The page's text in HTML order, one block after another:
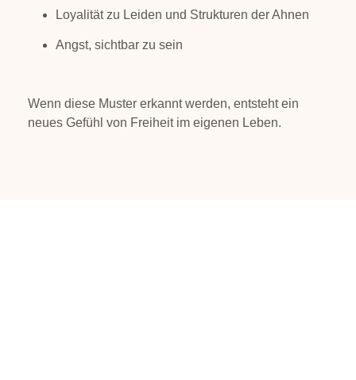
Loyalität zu Leiden und Strukturen der Ahnen
Angst, sichtbar zu sein
Wenn diese Muster erkannt werden, entsteht ein
neues Gefühl von Freiheit im eigenen Leben.